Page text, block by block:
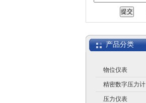
产品分类
物位仪表
精密数字压力计
压力仪表